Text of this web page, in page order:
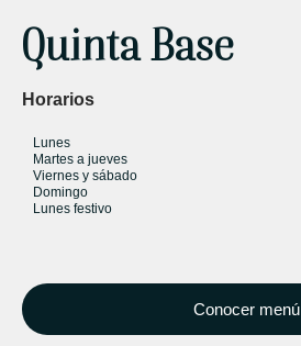
Quinta Base
Horarios​
Lunes
Martes a jueves
Viernes y sábado
Domingo
Lunes festivo
Conocer menú